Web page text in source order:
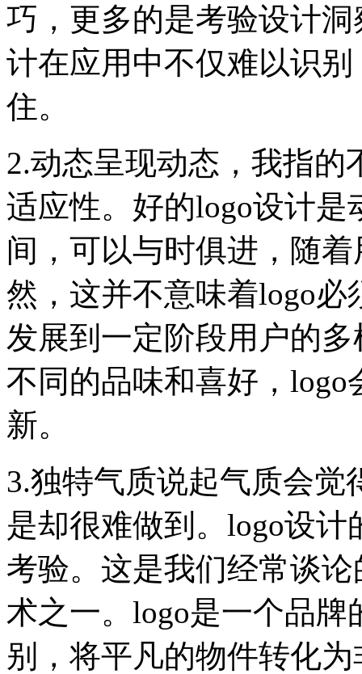
巧，更多的是考验设计
计在应用中不仅难以识
住。
2.动态呈现动态，我指
适应性。好的logo设计
间，可以与时俱进，随
然，这并不意味着logo
发展到一定阶段用户的
不同的品味和喜好，
新。
3.独特气质说起气质会
是却很难做到。logo设
考验。这是我们经常谈
术之一。logo是一个品
别，将平凡的物件转化